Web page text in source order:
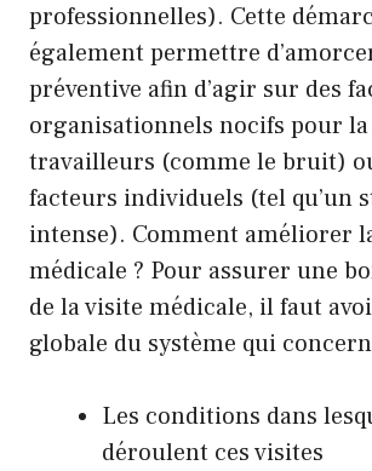
professionnelles). Cette
également permettre
préventive afin d’agir sur des
organisationnels nocifs pour la
travailleurs (comme le bruit)
facteurs individuels (tel qu’un
intense). Comment améliorer
médicale ? Pour assurer une
de la visite médicale, il faut
globale du système qui
Les conditions dans
déroulent ces visites